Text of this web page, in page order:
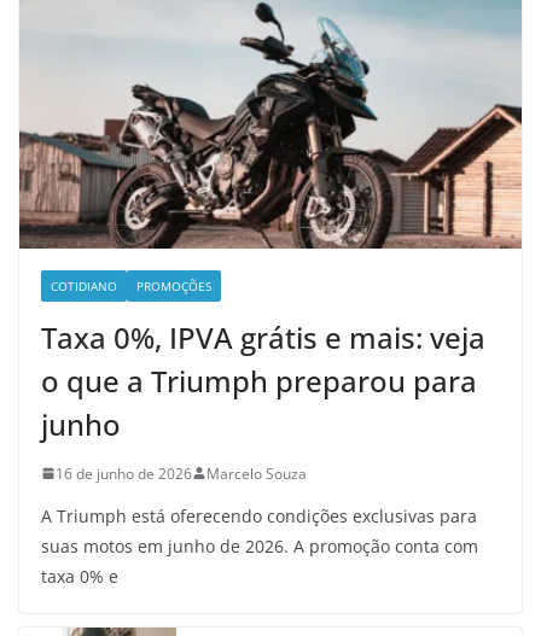
COTIDIANO PROMOÇÕES
Taxa 0%, IPVA grátis e mais: veja
o que a Triumph preparou para
junho
16 de junho de 2026 Marcelo Souza
A Triumph está oferecendo condições exclusivas para
suas motos em junho de 2026. A promoção conta com
taxa 0% e